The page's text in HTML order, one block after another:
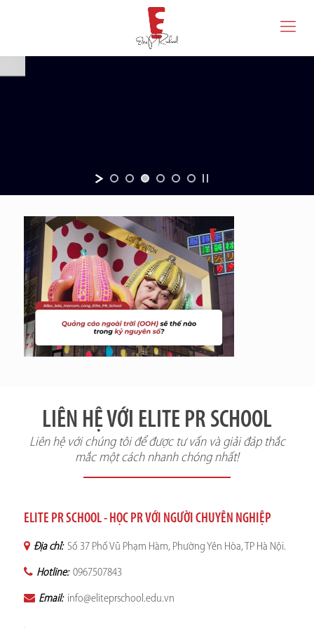
LIÊN HỆ VỚI ELITE PR SCHOOL
Liên hệ với chúng tôi để được tư vấn và giải đáp thắc
mắc một cách nhanh chóng nhất!
ELITE PR SCHOOL - HỌC PR VỚI NGƯỜI CHUYÊN NGHIỆP
Địa chỉ: Số 37 Phố Vũ Phạm Hàm, Phường Yên Hòa, TP Hà Nội.
Hotline: 0967507843
Email: info@eliteprschool.edu.vn